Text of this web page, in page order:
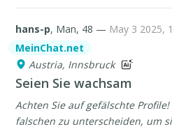
hans-p, Man, 48 — May 3 2025,
MeinChat.net
Austria, Innsbruck
Seien Sie wachsam
Achten Sie auf gefälschte
falschen zu unterscheiden, um